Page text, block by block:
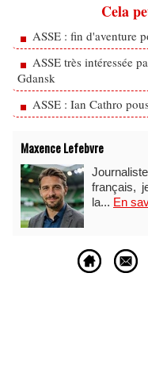
Cela
ASSE : fin d'aventure
ASSE très intéressée
Gdansk
ASSE : Ian Cathro
Maxence Lefebvre
français,
la... En